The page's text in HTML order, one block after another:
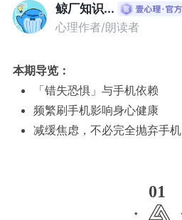
鲸厂知识...
心理作者/朗读者
本期导览：
「错失恐惧」与手机依赖
频繁刷手机影响身心健康
减缓焦虑，不必完全抛弃手机
01